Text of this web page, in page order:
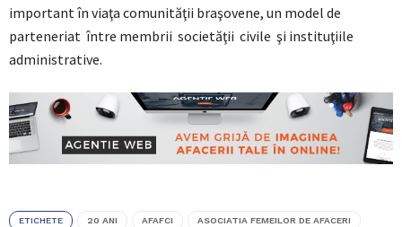
important în viaţa comunităţii braşovene, un model de
parteneriat între membrii societăţii civile şi instituţiile
administrative.
ETICHETE 20 ANI AFAFCI ASOCIATIA FEMEILOR DE AFACERI